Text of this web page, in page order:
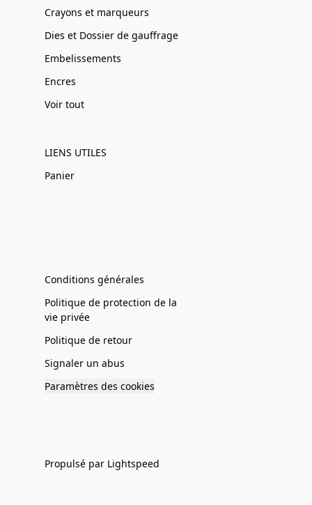
Crayons et marqueurs
Dies et Dossier de gauffrage
Embelissements
Encres
Voir tout
LIENS UTILES
Panier
Conditions générales
Politique de protection de la
vie privée
Politique de retour
Signaler un abus
Paramètres des cookies
Propulsé par Lightspeed